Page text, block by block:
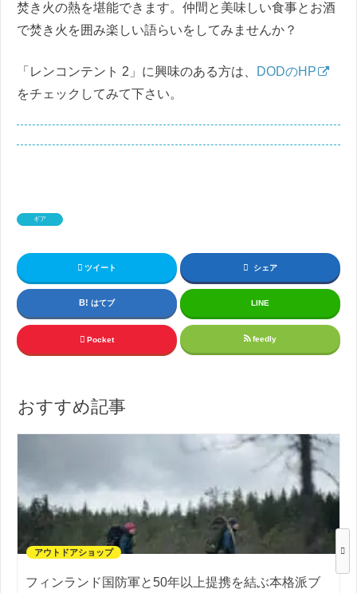
焚き火の熱を堪能できます。仲間と美味しい食事とお酒
で焚き火を囲み楽しい語らいをしてみませんか？
「レンコンテント 2」に興味のある方は、
DODのHP
をチェックしてみて下さい。
ギア
ツイート シェア
はてブ LINE
Pocket feedly
おすすめ記事
アウトドアショップ
フィンランド国防軍と50年以上提携を結ぶ本格派ブ